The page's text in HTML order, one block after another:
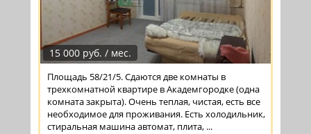
15 000 руб. / мес.
Площадь 58/21/5. Сдаются две комнаты в
трехкомнатной квартире в Академгородке (одна
комната закрыта). Очень теплая, чистая, есть все
необходимое для проживания. Есть холодильник,
стиральная машина автомат, плита, ...